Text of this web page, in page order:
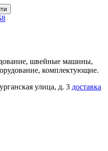
швейные машины,
комплектующие.
улица, д. 3 доставка